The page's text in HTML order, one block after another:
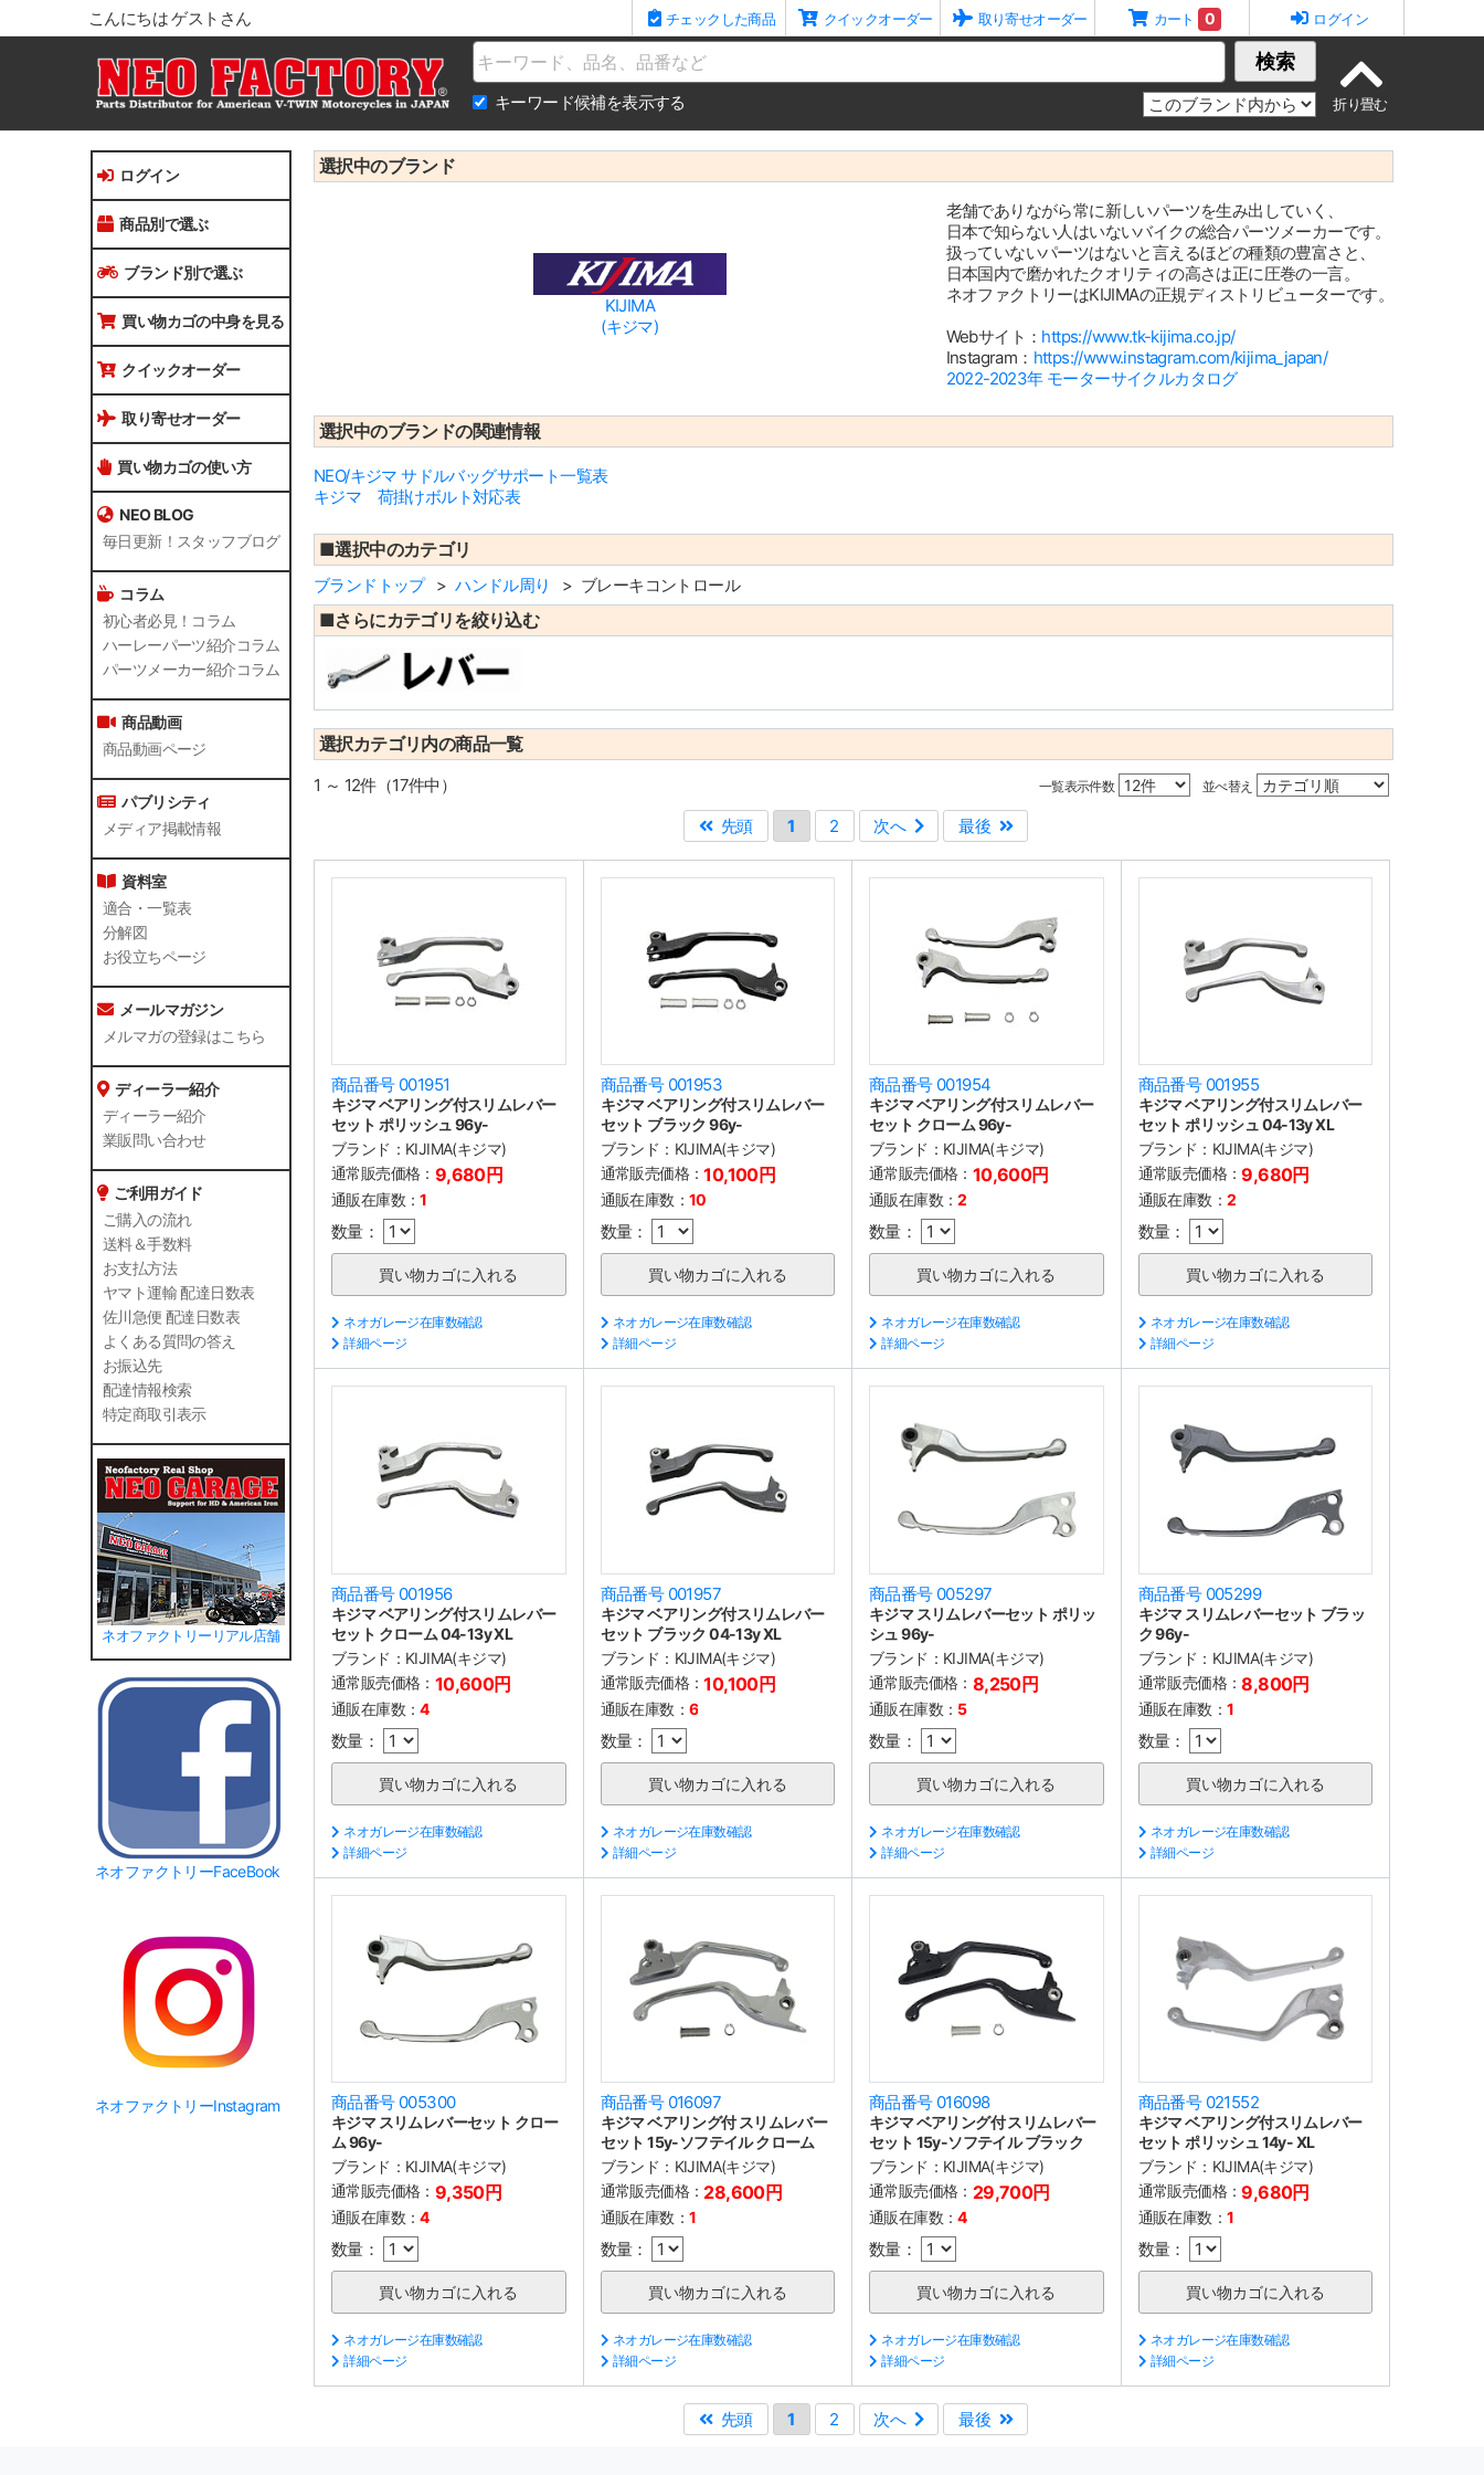
こんにちは ゲストさん チェックした商品 クイックオーダー 取り寄せオーダー カート 0 ログイン
Name 検索
キーワード候補を表示する
ログイン
商品別で選ぶ
ブランド別で選ぶ
買い物カゴの中身を見る
クイックオーダー
取り寄せオーダー
買い物カゴの使い方
NEO BLOG
毎日更新！スタッフブログ
コラム
初心者必見！コラム
ハーレーパーツ紹介コラム
パーツメーカー紹介コラム
商品動画
商品動画ページ
パブリシティ
メディア掲載情報
資料室
適合・一覧表
分解図
お役立ちページ
メールマガジン
メルマガの登録はこちら
ディーラー紹介
ディーラー紹介
業販問い合わせ
ご利用ガイド
ご購入の流れ
送料＆手数料
お支払方法
ヤマト運輸 配達日数表
佐川急便 配達日数表
よくある質問の答え
お振込先
配達情報検索
特定商取引表示
ネオファクトリーリアル店舗
ネオファクトリーFaceBook
ネオファクトリーInstagram
選択中のブランド
KIJIMA
(キジマ)
老舗でありながら常に新しいパーツを生み出していく、
日本で知らない人はいないバイクの総合パーツメーカーです。
扱っていないパーツはないと言えるほどの種類の豊富さと、
日本国内で磨かれたクオリティの高さは正に圧巻の一言。
ネオファクトリーはKIJIMAの正規ディストリビューターです。
Webサイト： https://www.tk-kijima.co.jp/
Instagram： https://www.instagram.com/kijima_japan/
2022-2023年 モーターサイクルカタログ
選択中のブランドの関連情報
NEO/キジマ サドルバッグサポート一覧表
キジマ 荷掛けボルト対応表
■選択中のカテゴリ
ブランドトップ ハンドル周り ブレーキコントロール
■さらにカテゴリを絞り込む
選択カテゴリ内の商品一覧
一覧表示件数 並べ替え
1 ～ 12件（17件中）
先頭
1 2 次へ 最後
商品番号 001951
キジマ ベアリング付スリムレバー
セット ポリッシュ 96y-
ブランド： KIJIMA(キジマ)
通常販売価格： 9,680円
通販在庫数：1
数量：
ネオガレージ在庫数確認
詳細ページ
商品番号 001953
キジマ ベアリング付スリムレバー
セット ブラック 96y-
ブランド： KIJIMA(キジマ)
通常販売価格：10,100円
通販在庫数： 10
数量：
ネオガレージ在庫数確認
詳細ページ
商品番号 001954
キジマ ベアリング付スリムレバー
セット クローム 96y-
ブランド： KIJIMA(キジマ)
通常販売価格： 10,600円
通販在庫数：2
数量：
ネオガレージ在庫数確認
詳細ページ
商品番号 001955
キジマ ベアリング付スリムレバー
セット ポリッシュ 04-13y XL
ブランド： KIJIMA(キジマ)
通常販売価格：9,680円
通販在庫数： 2
数量：
ネオガレージ在庫数確認
詳細ページ
商品番号 001956
キジマ ベアリング付スリムレバー
セット クローム 04-13y XL
ブランド： KIJIMA(キジマ)
通常販売価格： 10,600円
通販在庫数：4
数量：
ネオガレージ在庫数確認
詳細ページ
商品番号 001957
キジマ ベアリング付スリムレバー
セット ブラック 04-13y XL
ブランド： KIJIMA(キジマ)
通常販売価格：10,100円
通販在庫数： 6
数量：
ネオガレージ在庫数確認
詳細ページ
商品番号 005297
キジマ スリムレバーセット ポリッ
シュ 96y-
ブランド： KIJIMA(キジマ)
通常販売価格： 8,250円
通販在庫数： 5
数量：
ネオガレージ在庫数確認
詳細ページ
商品番号 005299
キジマ スリムレバーセット ブラッ
ク 96y-
ブランド： KIJIMA(キジマ)
通常販売価格：8,800円
通販在庫数： 1
数量：
ネオガレージ在庫数確認
詳細ページ
商品番号 005300
キジマ スリムレバーセット クロー
ム 96y-
ブランド： KIJIMA(キジマ)
通常販売価格： 9,350円
通販在庫数：4
数量：
ネオガレージ在庫数確認
詳細ページ
商品番号 016097
キジマ ベアリング付 スリムレバー
セット 15y-ソフテイル クローム
ブランド： KIJIMA(キジマ)
通常販売価格： 28,600円
通販在庫数： 1
数量：
ネオガレージ在庫数確認
詳細ページ
商品番号 016098
キジマ ベアリング付 スリムレバー
セット 15y-ソフテイル ブラック
ブランド： KIJIMA(キジマ)
通常販売価格： 29,700円
通販在庫数：4
数量：
ネオガレージ在庫数確認
詳細ページ
商品番号 021552
キジマ ベアリング付スリムレバー
セット ポリッシュ 14y- XL
ブランド： KIJIMA(キジマ)
通常販売価格：9,680円
通販在庫数： 1
数量：
ネオガレージ在庫数確認
詳細ページ
先頭 1 2 次へ 最後